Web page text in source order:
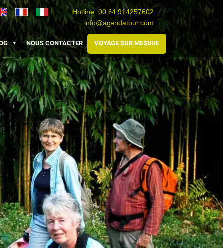
Travel
Vietnam
Agence
de
voyage
au
Vietnam
Viaggio
Vietnam
Hotline:00 84 914257602
info@agendatour.com
NOUS CONTACTER VOYAGE SUR MESURE